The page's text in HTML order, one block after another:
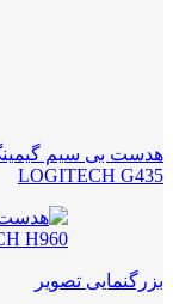
LOGITECH G435
بزرگنمایی تصویر